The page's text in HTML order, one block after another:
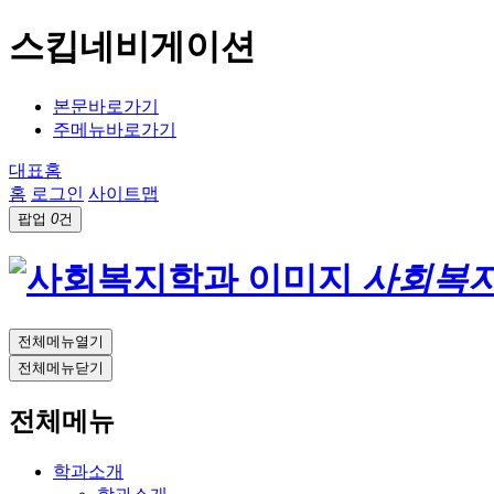
스킵네비게이션
본문바로가기
주메뉴바로가기
대표홈
홈 로그인 사이트맵
팝업 0건
사회복
전체메뉴열기
전체메뉴닫기
전체메뉴
학과소개